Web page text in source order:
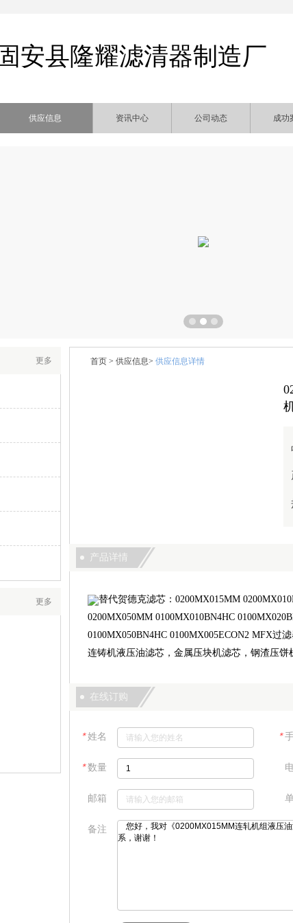
固安县隆耀滤清器制造厂
供应信息 资讯中心 公司动态 成功
更多
更多
首页 > 供应信息> 供应信息详情
产品详情
替代贺德克滤芯：0200MX015MM
0200MX050MM 0100MX010BN4HC
0100MX050BN4HC 0100MX005ECON2 MFX过
连铸机液压油滤芯，金属压块机滤芯，钢渣压饼
在线订购
＊姓名 ＊
＊数量
邮箱
备注